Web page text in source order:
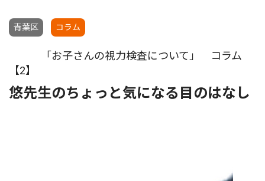
青葉区 コラム
「お子さんの視力検査について」 コラム
【2】
悠先生のちょっと気になる目のはなし